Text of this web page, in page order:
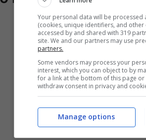
Your personal data will be
(cookies, unique identifiers, and
accessed by and shared with 319
site. We and our partners may use
partners.
Some vendors may process your
interest, which you can object to by
for a link at the bottom of this page
withdraw consent in privacy and
Manage options